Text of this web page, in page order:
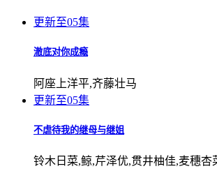
更新至05集
澈底对你成瘾
阿座上洋平,齐藤壮马
更新至05集
不虐待我的继母与继姐
铃木日菜,鲸,芹泽优,贯井柚佳,麦穗杏